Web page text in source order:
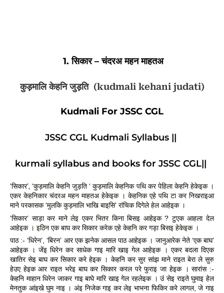
1. सिकार – चंदरअ महन माहतअ
कुड़मालि केहनि जुड़ति (kudmali kehani judati)
Kudmali For JSSC CGL
JSSC CGL Kudmali Syllabus ||
kurmali syllabus and books for JSSC CGL||
‘सिकार’, ‘कुड़मालि केहनि जुड़ति ‘ कुड़मालि केहनिक पथि कर पेहिला केहनि हेकेइक ।
एकर केहनिकार चंदरअ महन माहतअ हेकेइक । केहनिक एहे पथि टा कर निखराइआ
माने परकासक ‘मुलकि कुड़मालि भाखि बाइसि’ रांचिक दिगेले हेल आहेइक ।
‘सिकार’ साड़ा कर माने लेइ एकर भितर किना बिसइ आहेइक ? टुएक आहला देल
आहेइक । इठिन एक बाघ कर सिकार करेक एहे केहनि कर गड़ा बिसइ हेकेइक ।
पाठ :- ‘धिरेन’, ‘बिरन’ आर एक झनेक आसल पाठ आहेइक । जानुआरेक नेते ‘एक बाघ’
आहेइक । जेंइ धिरेन कर साधेक गाइ मारि खाइ गेल आहेइक । एकर बदला दिएक
खातिर सेइ बाघ कर सिकार करे हेइक । केहनि कर सुर सांझ माने राइत बेरा ले सुरु
हेउए हेइक आर राइत भरेइ बाघ कर सिकार करल परे फुराइ जा हेइक । सारांस :-
केहनि माहान धिरेन जाकर गाइ बाघे मारि खाइ गेल रहलेइक । उं सेइ राइते घुमाइ हेल
मेनतुक आंइखे घुम नाइ । अंइ निजेक गाइ कर लेइ भाभना फिकिर करे लागल, जे गाइ